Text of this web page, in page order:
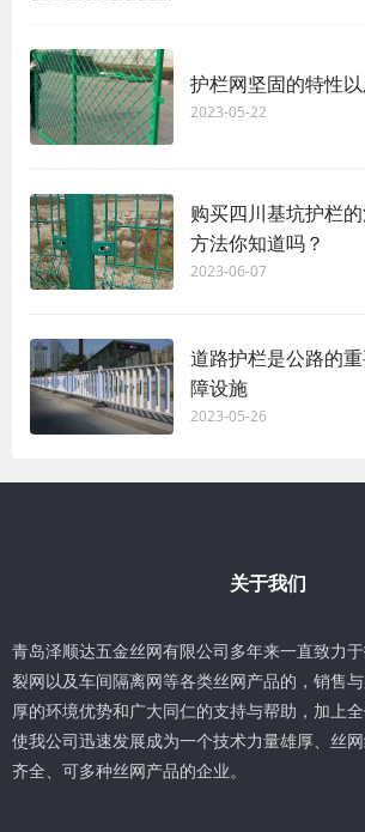
护栏网坚固的特性
2023-05-22
购买四川基坑护栏
方法你知道吗？
2023-06-07
道路护栏是公路的
障设施
2023-05-26
关于我们
青岛泽顺达五金丝网有限公司多年来一直致力
裂网以及车间隔离网等各类丝网产品的，销售
厚的环境优势和广大同仁的支持与帮助，加上
使我公司迅速发展成为一个技术力量雄厚、丝
齐全、可多种丝网产品的企业。